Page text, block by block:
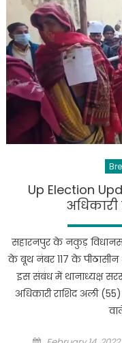
Up Election
सहारनपुर के नकुड़
के बूथ नंबर 117 के
इस संबंध में थानाध्यक्ष
अधिकारी राशिद अली